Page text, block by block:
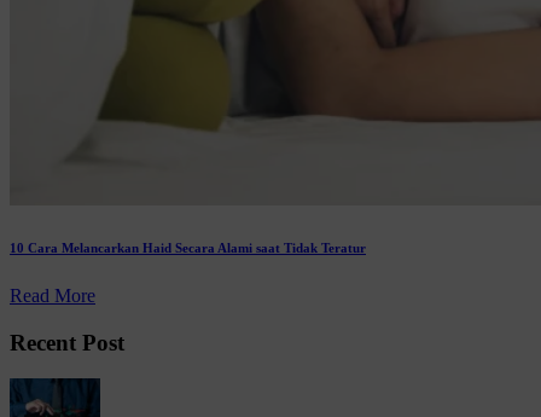
10 Cara Melancarkan Haid Secara Alami saat Tidak Teratur
Read More
Recent Post